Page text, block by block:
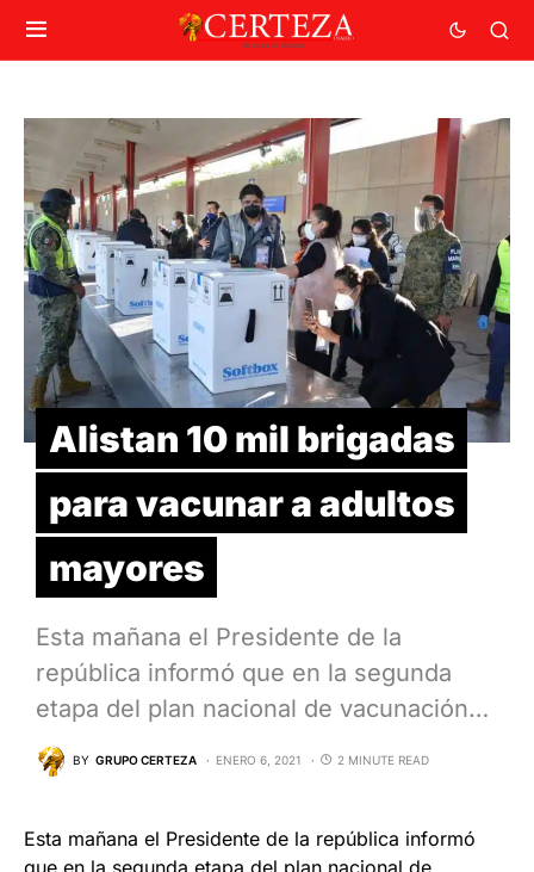
Alistan 10 mil brigadas
para vacunar a adultos
mayores
Esta mañana el Presidente de la
república informó que en la segunda
etapa del plan nacional de vacunación…
BY GRUPO CERTEZA ENERO 6, 2021 2 MINUTE READ
Esta mañana el Presidente de la república informó
que en la segunda etapa del plan nacional de